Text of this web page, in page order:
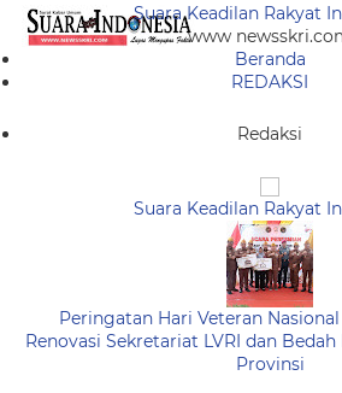
Suara Keadilan Rakyat
www
Beranda
REDAKSI
Redaksi
Suara Keadilan Rakyat
Peringatan Hari Veteran
Renovasi Sekretariat LVRI dan
Provinsi